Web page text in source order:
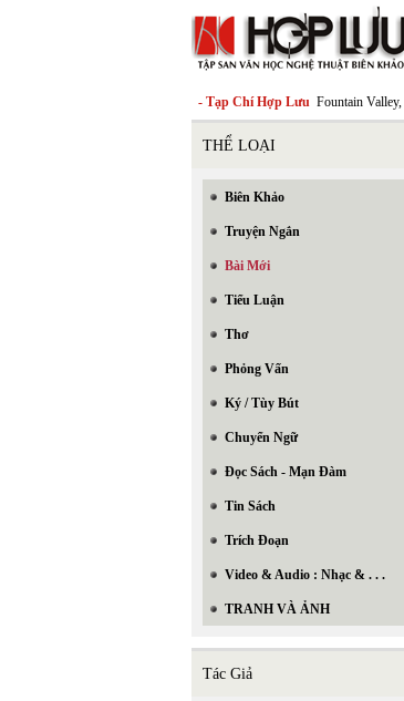
- Tạp Chí Hợp Lưu Fountain Valley,
THỂ LOẠI
Biên Khảo
Truyện Ngắn
Bài Mới
Tiểu Luận
Thơ
Phỏng Vấn
Ký / Tùy Bút
Chuyển Ngữ
Đọc Sách - Mạn Đàm
Tin Sách
Trích Đoạn
Video & Audio : Nhạc & . . .
TRANH VÀ ẢNH
Tác Giả